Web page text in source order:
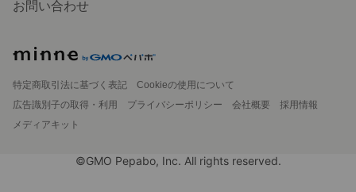
お問い合わせ
特定商取引法に基づく表記
Cookieの使用について
広告識別子の取得・利用
プライバシーポリシー 会社概要
採用情報
メディアキット
©GMO Pepabo, Inc. All rights reserved.